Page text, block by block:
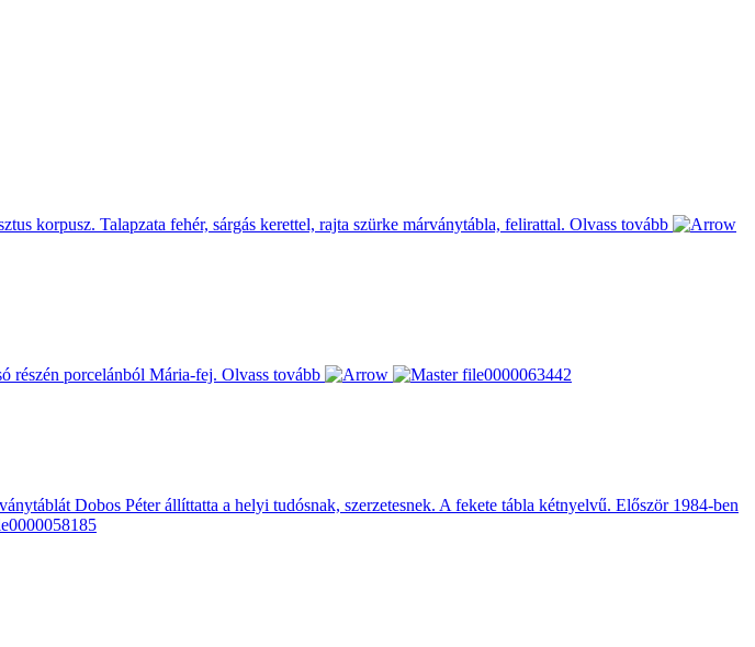
korpusz. Talapzata fehér, sárgás kerettel, rajta szürke márványtábla, felirattal. Olvass tovább
részén porcelánból Mária-fej. Olvass tovább
Dobos Péter állíttatta a helyi tudósnak, szerzetesnek. A fekete tábla kétnyelvű. Először 1984-ben